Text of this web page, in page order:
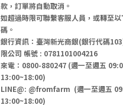
款，訂單將自動取消。
如超過時限可聯繫客服人員，或轉至
碼。
銀行資訊：臺灣新光商銀(銀行代碼
限公司 帳號 : 0781101004216
來電：0800-880247 (週一至週五
13:00~18:00)
LINE@: @fromfarm (週一至週五
13:00~18:00)